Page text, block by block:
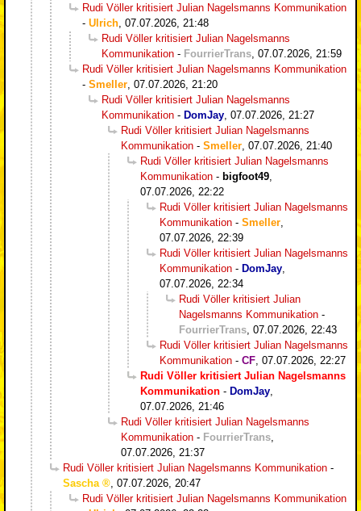
Rudi Völler kritisiert Julian Nagelsmanns Kommunikation
- Ulrich 07.07.2026, 21:48
Rudi Völler kritisiert Julian Nagelsmanns
Kommunikation - FourrierTrans 07.07.2026, 21:59
Rudi Völler kritisiert Julian Nagelsmanns Kommunikation
- Smeller 07.07.2026, 21:20
Rudi Völler kritisiert Julian Nagelsmanns
Kommunikation - DomJay 07.07.2026, 21:27
Rudi Völler kritisiert Julian Nagelsmanns
Kommunikation - Smeller 07.07.2026, 21:40
Rudi Völler kritisiert Julian Nagelsmanns
Kommunikation - bigfoot49
07.07.2026, 22:22
Rudi Völler kritisiert Julian Nagelsmanns
Kommunikation - Smeller
07.07.2026, 22:39
Rudi Völler kritisiert Julian Nagelsmanns
Kommunikation - DomJay
07.07.2026, 22:34
Rudi Völler kritisiert Julian
Nagelsmanns Kommunikation -
FourrierTrans 07.07.2026, 22:43
Rudi Völler kritisiert Julian Nagelsmanns
Kommunikation - CF 07.07.2026, 22:27
Rudi Völler kritisiert Julian Nagelsmanns
Kommunikation - DomJay
07.07.2026, 21:46
Rudi Völler kritisiert Julian Nagelsmanns
Kommunikation - FourrierTrans
07.07.2026, 21:37
Rudi Völler kritisiert Julian Nagelsmanns Kommunikation -
Sascha
07.07.2026, 20:47
Rudi Völler kritisiert Julian Nagelsmanns Kommunikation